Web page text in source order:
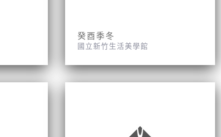
癸酉季冬
國立新竹生活美學館